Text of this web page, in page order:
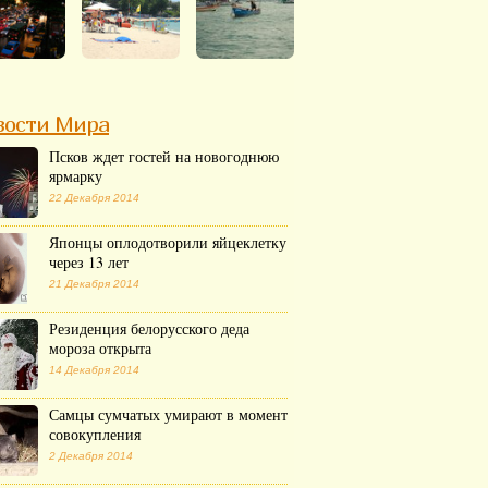
Мира
Псков ждет гостей на новогоднюю
ярмарку
22 Декабря 2014
Японцы оплодотворили яйцеклетку
через 13 лет
21 Декабря 2014
Резиденция белорусского деда
мороза открыта
14 Декабря 2014
Самцы сумчатых умирают в момент
совокупления
2 Декабря 2014